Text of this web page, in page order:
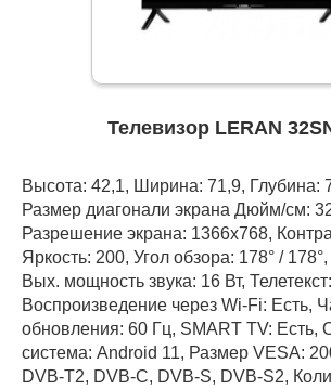
Телевизор LERAN
Высота: 42,1, Ширина: 71,9, Глубина:
Размер диагонали экрана Дюйм/см:
Разрешение экрана: 1366x768,
Яркость: 200, Угол обзора: 178° /
Вых. мощность звука: 16 Вт,
Воспроизведение через Wi-Fi: Есть,
обновления: 60 Гц, SMART TV: Есть,
система: Android 11, Размер VESA:
DVB-T2, DVB-C, DVB-S, DVB-S2,